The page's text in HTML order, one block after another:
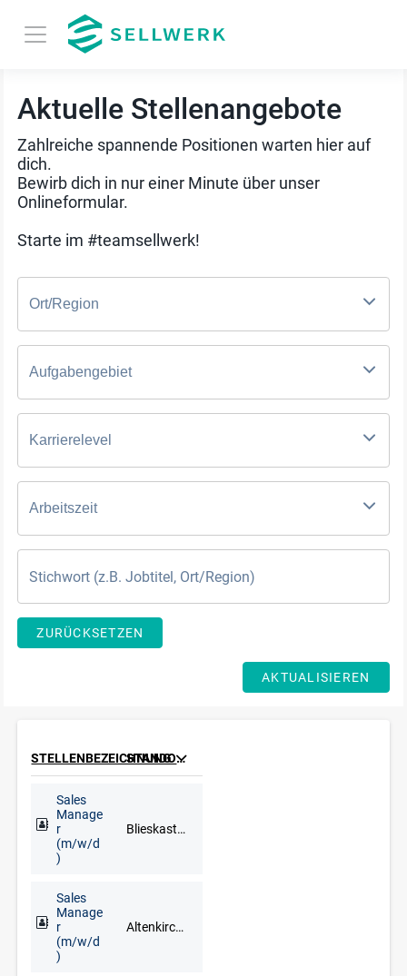
Aktuelle Stellenangebote
Zahlreiche spannende Positionen warten hier auf
dich.
Bewirb dich in nur einer Minute über unser
Onlineformular.
Starte im #teamsellwerk!
Ort/Region
Aufgabengebiet
Karrierelevel
Arbeitszeit
ZURÜCKSETZEN
AKTUALISIEREN
STELLENBEZEICHNUNG STANDORT
Sales
Manage
r
(m/w/d
)
Blieskastel, Dillingen/Saar, Homburg, Merzig, Neunkirchen, Saarbrücken, Saarlouis, Sankt Ingbert, Sulzbach (Taunus), Völklingen
Sales
Manage
r
(m/w/d
)
Altenkirchen (Westerwald), Andernach, Bendorf, Cochem, Koblenz, Mayen, Montabaur, Neuwied, Trier, Westerburg